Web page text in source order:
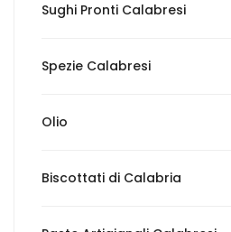
Sughi Pronti Calabresi
Spezie Calabresi
Olio
Biscottati di Calabria